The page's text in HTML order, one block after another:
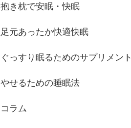
抱き枕で安眠・快眠
足元あったか快適快眠
ぐっすり眠るためのサプリメント
やせるための睡眠法
コラム